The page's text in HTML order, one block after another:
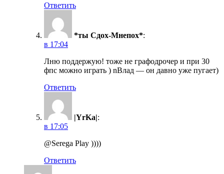
Ответить
*ты Сдох-Мнепох*:
в 17:04
Лню поддержую! тоже не графодрочер и при 30
фпс можно играть ) nВлад — он давно уже пугает)
Ответить
|YrKa|:
в 17:05
@Serega Play ))))
Ответить